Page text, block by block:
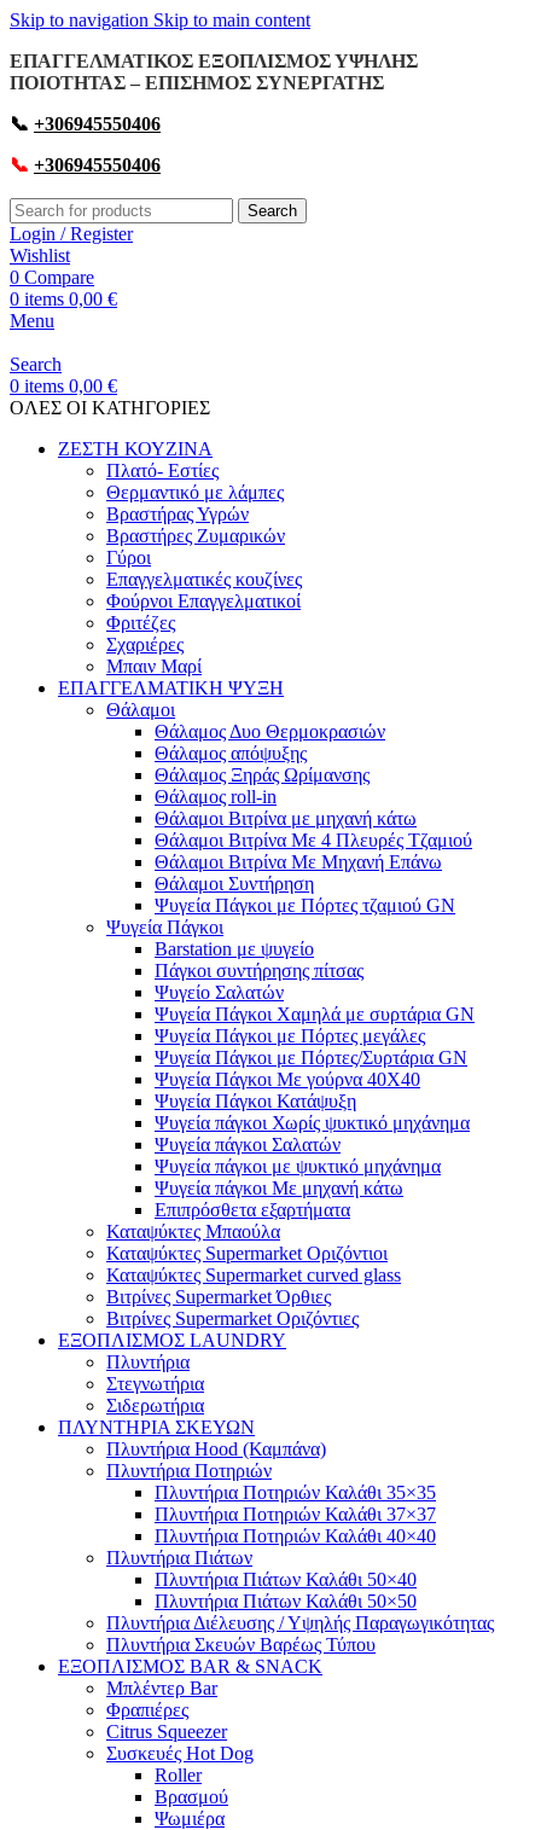
Skip to navigation Skip to main content
ΕΠΑΓΓΕΛΜΑΤΙΚΟΣ ΕΞΟΠΛΙΣΜΟΣ ΥΨΗΛΗΣ
ΠΟΙΟΤΗΤΑΣ – ΕΠΙΣΗΜΟΣ ΣΥΝΕΡΓΑΤΗΣ
📞 +306945550406
📞 +306945550406
Search
Login / Register
Wishlist
0 Compare
0 items 0,00 €
Menu
Search
0 items 0,00 €
OΛΕΣ ΟΙ ΚΑΤΗΓΟΡΙΕΣ
ΖΕΣΤΗ ΚΟΥΖΙΝΑ
Πλατό- Εστίες
Θερμαντικό με λάμπες
Βραστήρας Υγρών
Βραστήρες Ζυμαρικών
Γύροι
Επαγγελματικές κουζίνες
Φούρνοι Επαγγελματικοί
Φριτέζες
Σχαριέρες
Μπαιν Μαρί
ΕΠΑΓΓΕΛΜΑΤΙΚΗ ΨΥΞΗ
Θάλαμοι
Θάλαμος Δυο Θερμοκρασιών
Θάλαμος απόψυξης
Θάλαμος Ξηράς Ωρίμανσης
Θάλαμος roll-in
Θάλαμοι Βιτρίνα με μηχανή κάτω
Θάλαμοι Βιτρίνα Με 4 Πλευρές Τζαμιού
Θάλαμοι Βιτρίνα Με Μηχανή Επάνω
Θάλαμοι Συντήρηση
Ψυγεία Πάγκοι με Πόρτες τζαμιού GN
Ψυγεία Πάγκοι
Barstation με ψυγείο
Πάγκοι συντήρησης πίτσας
Ψυγείο Σαλατών
Ψυγεία Πάγκοι Χαμηλά με συρτάρια GN
Ψυγεία Πάγκοι με Πόρτες μεγάλες
Ψυγεία Πάγκοι με Πόρτες/Συρτάρια GN
Ψυγεία Πάγκοι Με γούρνα 40Χ40
Ψυγεία Πάγκοι Κατάψυξη
Ψυγεία πάγκοι Χωρίς ψυκτικό μηχάνημα
Ψυγεία πάγκοι Σαλατών
Ψυγεία πάγκοι με ψυκτικό μηχάνημα
Ψυγεία πάγκοι Με μηχανή κάτω
Επιπρόσθετα εξαρτήματα
Καταψύκτες Μπαούλα
Καταψύκτες Supermarket Οριζόντιοι
Καταψύκτες Supermarket curved glass
Βιτρίνες Supermarket Όρθιες
Βιτρίνες Supermarket Οριζόντιες
ΕΞΟΠΛΙΣΜΟΣ LAUNDRY
Πλυντήρια
Στεγνωτήρια
Σιδερωτήρια
ΠΛΥΝΤΗΡΙΑ ΣΚΕΥΩΝ
Πλυντήρια Hood (Καμπάνα)
Πλυντήρια Ποτηριών
Πλυντήρια Ποτηριών Καλάθι 35×35
Πλυντήρια Ποτηριών Καλάθι 37×37
Πλυντήρια Ποτηριών Καλάθι 40×40
Πλυντήρια Πιάτων
Πλυντήρια Πιάτων Καλάθι 50×40
Πλυντήρια Πιάτων Καλάθι 50×50
Πλυντήρια Διέλευσης / Υψηλής Παραγωγικότητας
Πλυντήρια Σκευών Βαρέως Τύπου
ΕΞΟΠΛΙΣΜΟΣ BAR & SNACK
Μπλέντερ Bar
Φραπιέρες
Citrus Squeezer
Συσκευές Hot Dog
Roller
Βρασμού
Ψωμιέρα